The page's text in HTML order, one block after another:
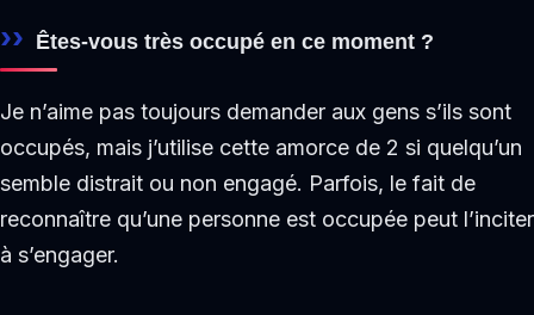
Êtes-vous très occupé en ce moment ?
Je n’aime pas toujours demander aux gens s’ils sont
occupés, mais j’utilise cette amorce de 2 si quelqu’un
semble distrait ou non engagé. Parfois, le fait de
reconnaître qu’une personne est occupée peut l’inciter
à s’engager.